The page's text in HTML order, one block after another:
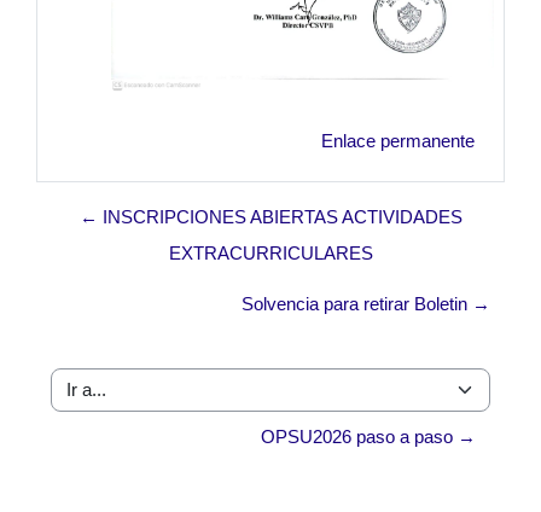
Enlace permanente
← INSCRIPCIONES ABIERTAS ACTIVIDADES
EXTRACURRICULARES
Solvencia para retirar Boletin →
Ir a...
OPSU2026 paso a paso →